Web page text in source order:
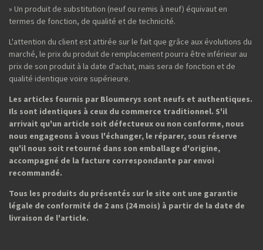
» Un produit de substitution (neuf ou remis à neuf) équivaut en
termes de fonction, de qualité et de technicité.
L'attention du client est attirée sur le fait que grâce aux évolutions du
marché, le prix du produit de remplacement pourra être inférieur au
prix de son produit à la date d'achat, mais sera de fonction et de
qualité identique voire supérieure.
Les articles fournis par Bloumerys sont neufs et authentiques.
Ils sont identiques à ceux du commerce traditionnel. S'il
arrivait qu'un article soit défectueux ou non conforme, nous
nous engageons à vous l'échanger, le réparer, sous réserve
qu'il nous soit retourné dans son emballage d'origine,
accompagné de la facture correspondante par envoi
recommandé.
Tous les produits du présentés sur le site ont une garantie
légale de conformité de 2 ans (24 mois) à partir de la date de
livraison de l'article.